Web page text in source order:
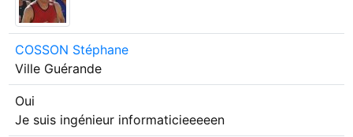
COSSON Stéphane
Ville Guérande
Oui
Je suis ingénieur informaticieeeeen